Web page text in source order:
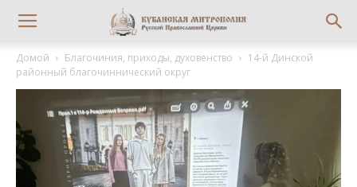
Домой Благочиния, приходы, духовенство
14-й Динской
районный благочиннический округ